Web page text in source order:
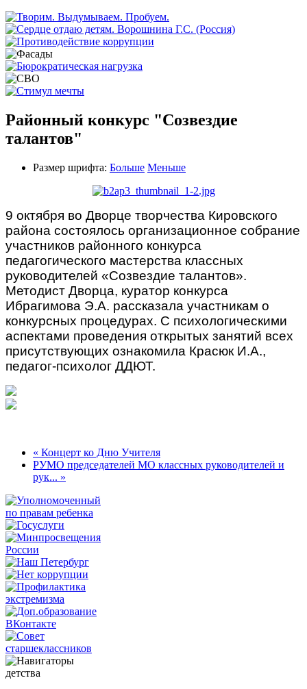
Районный конкурс "Созвездие
талантов"
Размер шрифта: Больше Меньше
9 октября во Дворце творчества Кировского
района состоялось организационное собрание
участников районного конкурса
педагогического мастерства классных
руководителей «Созвездие талантов».
Методист Дворца, куратор конкурса
Ибрагимова Э.А. рассказала участникам о
конкурсных процедурах. С психологическими
аспектами проведения открытых занятий всех
присутствующих ознакомила Красюк И.А.,
педагог-психолог ДДЮТ.
« Концерт ко Дню Учителя
РУМО председателей МО классных руководителей и
рук... »